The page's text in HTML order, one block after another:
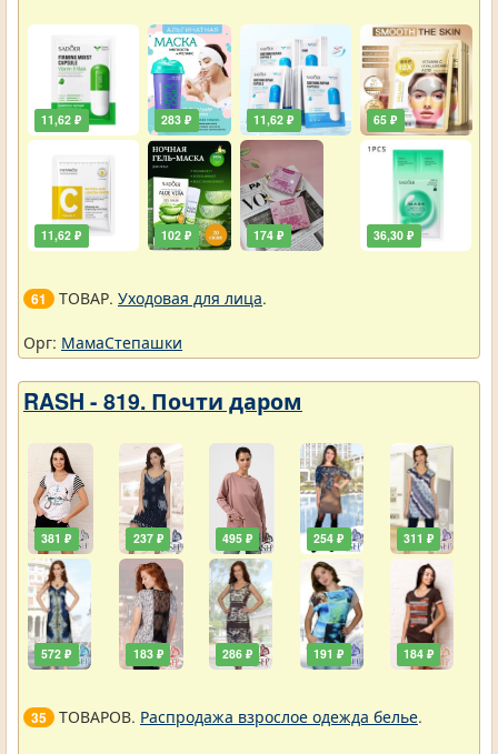
11,62 ₽
11,62 ₽
283 ₽
102 ₽
11,62 ₽
174 ₽
65 ₽
36,30 ₽
61 ТОВАР. Уходовая для лица.
Орг: МамаСтепашки
RASH - 819. Почти даром
381 ₽
572 ₽
237 ₽
183 ₽
495 ₽
286 ₽
254 ₽
191 ₽
311 ₽
184 ₽
35 ТОВАРОВ. Распродажа взрослое одежда белье.